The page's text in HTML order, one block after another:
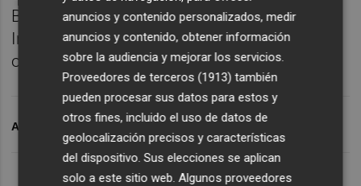
Benidorm, Serena Promociones
Inmobiliarias y Gestión, Jardín Park Europea
o Hotel Mítica.
ARCHIVADO EN AQUALANDIA
anuncios y contenido personalizados, medir
anuncios y contenido, obtener información
sobre la audiencia y mejorar los servicios.
Proveedores de terceros (1913) también
pueden procesar sus datos para estos y
otros fines, incluido el uso de datos de
geolocalización precisos y características
del dispositivo. Sus elecciones se aplican
solo a este sitio web. Algunos proveedores